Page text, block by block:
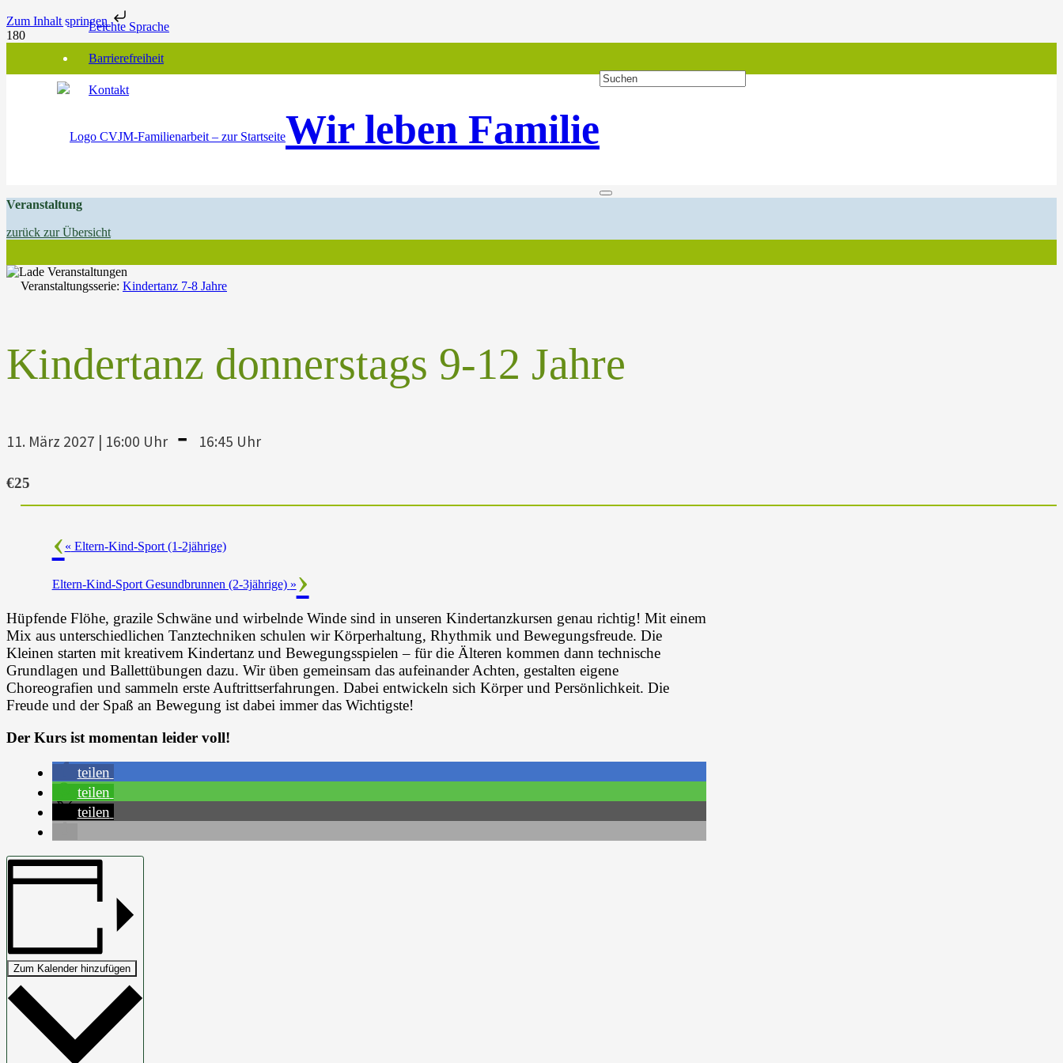
Zum Inhalt springenLeichte Sprache
Barrierefreiheit
Kontakt
Wir leben Familie
Veranstaltung
zurück zur Übersicht
Veranstaltungsserie: Kindertanz 7-8 Jahre
Kindertanz donnerstags 9-12 Jahre
11. März 2027 | 16:00 Uhr - 16:45 Uhr
€25
« Eltern-Kind-Sport (1-2jährige)
Eltern-Kind-Sport Gesundbrunnen (2-3jährige) »
Hüpfende Flöhe, grazile Schwäne und wirbelnde Winde sind in unseren Kindertanzkursen genau richtig! Mit einem
Mix aus unterschiedlichen Tanztechniken schulen wir Körperhaltung, Rhythmik und Bewegungsfreude. Die
Kleinen starten mit kreativem Kindertanz und Bewegungsspielen – für die Älteren kommen dann technische
Grundlagen und Ballettübungen dazu. Wir üben gemeinsam das aufeinander Achten, gestalten eigene
Choreografien und sammeln erste Auftrittserfahrungen. Dabei entwickeln sich Körper und Persönlichkeit. Die
Freude und der Spaß an Bewegung ist dabei immer das Wichtigste!
Der Kurs ist momentan leider voll!
teilen
teilen
teilen
Zum Kalender hinzufügen